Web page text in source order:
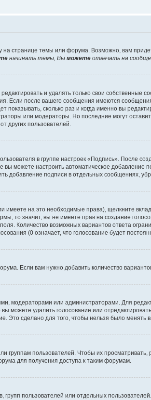
странице темы или форума. Возможно, вам
начинать темы, Вы можете отвечать на
и удалять только свои собственные
Если после вашего сообщения имеются
сколько раз и когда именно вы
или модераторы. Но последние могут
других пользователей.
в группе настроек «Подпись». После
можете настроить автоматическое
добавление подписи в отдельных сообщениях,
на это необходимые права), щелкните
то значит, вы не имеете прав на создание
Количество возможных вариантов ответа
(0 означает, что голосование будет
Если вам нужно добавить количество
модераторами или администраторами. Для
можете удалить голосование или
Это сделано для того, чтобы нельзя было менять
пользователей. Чтобы их
для получения доступа к таким форумам.
пользователей или отдельных